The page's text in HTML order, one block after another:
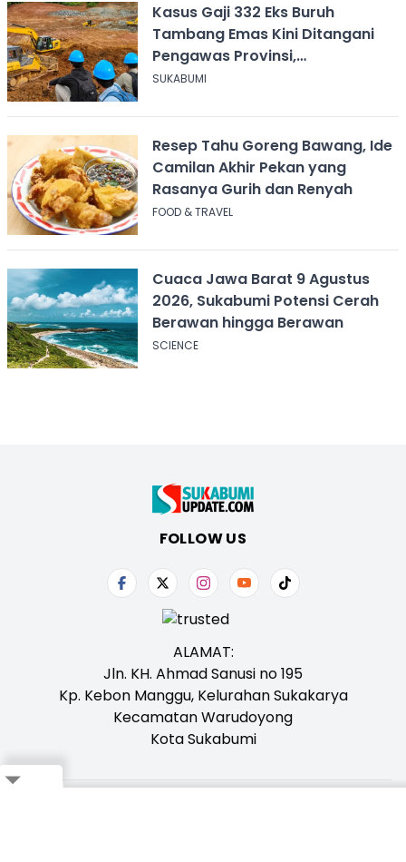
Kasus Gaji 332 Eks Buruh
Tambang Emas Kini Ditangani
Pengawas Provinsi,
Disnakertrans Sukabumi Terus
SUKABUMI
Resep Tahu Goreng Bawang, Ide
Camilan Akhir Pekan yang
Rasanya Gurih dan Renyah
FOOD & TRAVEL
Cuaca Jawa Barat 9 Agustus
2026, Sukabumi Potensi Cerah
Berawan hingga Berawan
SCIENCE
FOLLOW US
ALAMAT:
Jln. KH. Ahmad Sanusi no 195
Kp. Kebon Manggu, Kelurahan Sukakarya
Kecamatan Warudoyong
Kota Sukabumi